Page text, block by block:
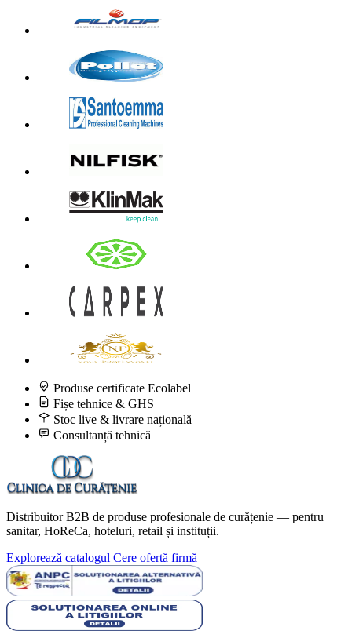
Produse certificate Ecolabel
Fișe tehnice & GHS
Stoc live & livrare națională
Consultanță tehnică
Distribuitor B2B de produse profesionale de curățenie — pentru
sanitar, HoReCa, hoteluri, retail și instituții.
Explorează catalogul Cere ofertă firmă